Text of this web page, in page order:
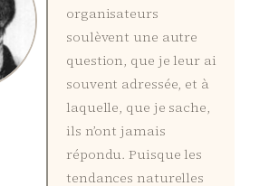
organisateurs
soulèvent une autre
question, que je leur ai
souvent adressée, et à
laquelle, que je sache,
ils n’ont jamais
répondu. Puisque les
tendances naturelles